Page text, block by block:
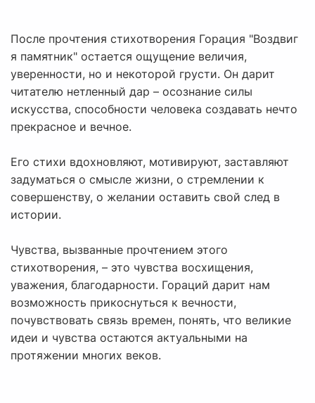
После прочтения стихотворения Горация "Воздвиг
я памятник" остается ощущение величия,
уверенности, но и некоторой грусти. Он дарит
читателю нетленный дар – осознание силы
искусства, способности человека создавать нечто
прекрасное и вечное.
Его стихи вдохновляют, мотивируют, заставляют
задуматься о смысле жизни, о стремлении к
совершенству, о желании оставить свой след в
истории.
Чувства, вызванные прочтением этого
стихотворения, – это чувства восхищения,
уважения, благодарности. Гораций дарит нам
возможность прикоснуться к вечности,
почувствовать связь времен, понять, что великие
идеи и чувства остаются актуальными на
протяжении многих веков.